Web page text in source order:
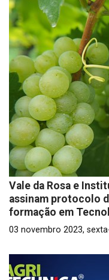
Vale da Rosa e
assinam protocolo
formação em
03 novembro 2023,